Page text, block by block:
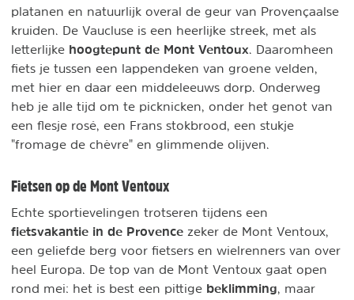
platanen en natuurlijk overal de geur van Provençaalse
kruiden. De Vaucluse is een heerlijke streek, met als
letterlijke hoogtepunt de Mont Ventoux. Daaromheen
fiets je tussen een lappendeken van groene velden,
met hier en daar een middeleeuws dorp. Onderweg
heb je alle tijd om te picknicken, onder het genot van
een flesje rosé, een Frans stokbrood, een stukje
"fromage de chèvre" en glimmende olijven.
Fietsen op de Mont Ventoux
Echte sportievelingen trotseren tijdens een
fietsvakantie in de Provence zeker de Mont Ventoux,
een geliefde berg voor fietsers en wielrenners van over
heel Europa. De top van de Mont Ventoux gaat open
rond mei: het is best een pittige beklimming, maar